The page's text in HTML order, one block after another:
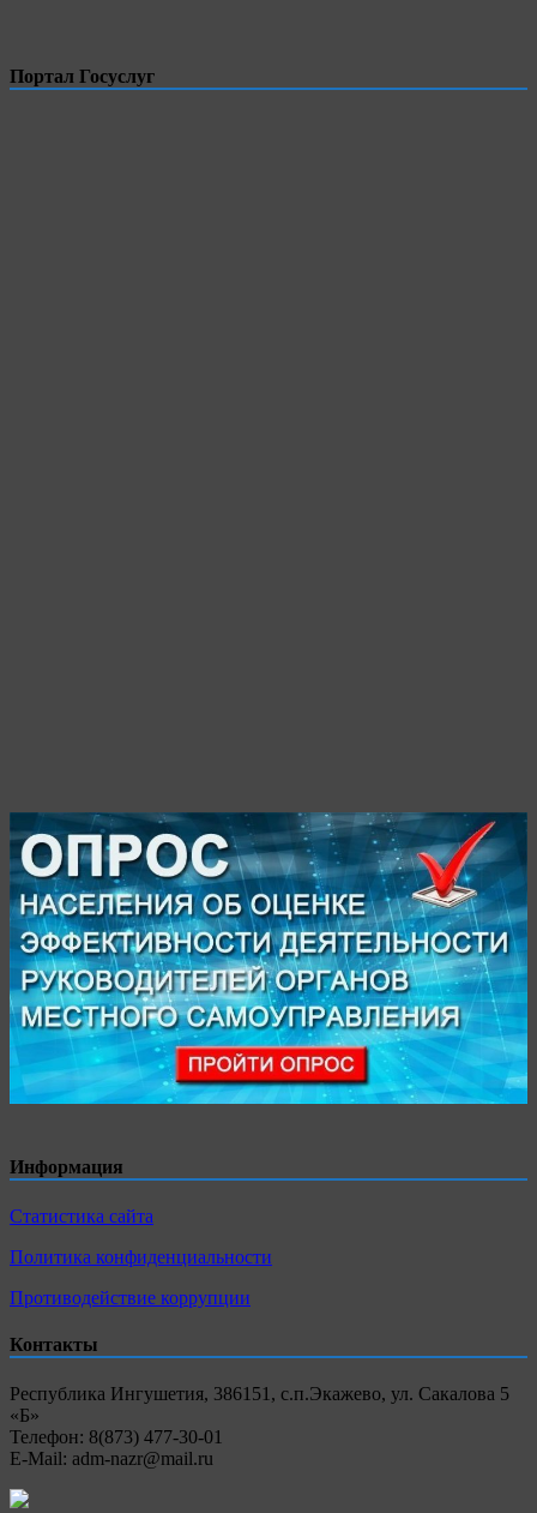
Портал Госуслуг
Информация
Статистика сайта
Политика конфиденциальности
Противодействие коррупции
Контакты
Республика Ингушетия, 386151, с.п.Экажево, ул. Сакалова 5
«Б»
Телефон: 8(873) 477-30-01
E-Mail: adm-nazr@mail.ru